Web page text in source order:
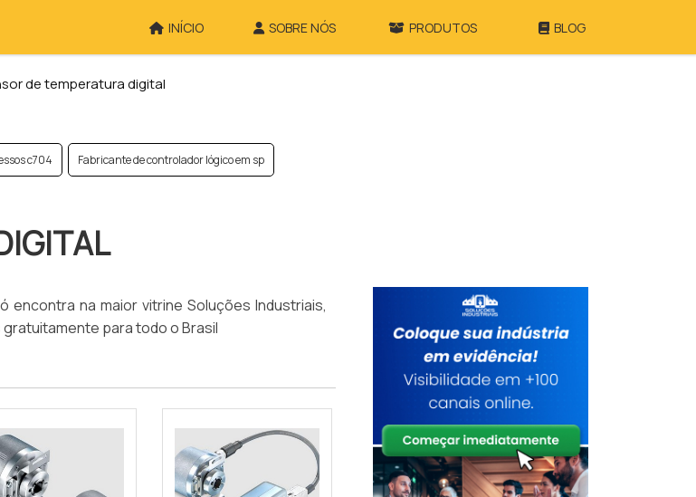
INÍCIO SOBRE NÓS PRODUTOS BLOG
de temperatura digital
c704 Fabricante de controlador lógico em sp
na maior vitrine Soluções Industriais,
para todo o Brasil